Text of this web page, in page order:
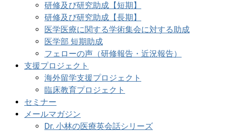
研修及び研究助成【短期】
研修及び研究助成【長期】
医学医療に関する学術集会に対する助成
医学部 短期助成
フェローの声（研修報告・近況報告）
支援プロジェクト
海外留学支援プロジェクト
臨床教育プロジェクト
セミナー
メールマガジン
Dr. 小林の医療英会話シリーズ